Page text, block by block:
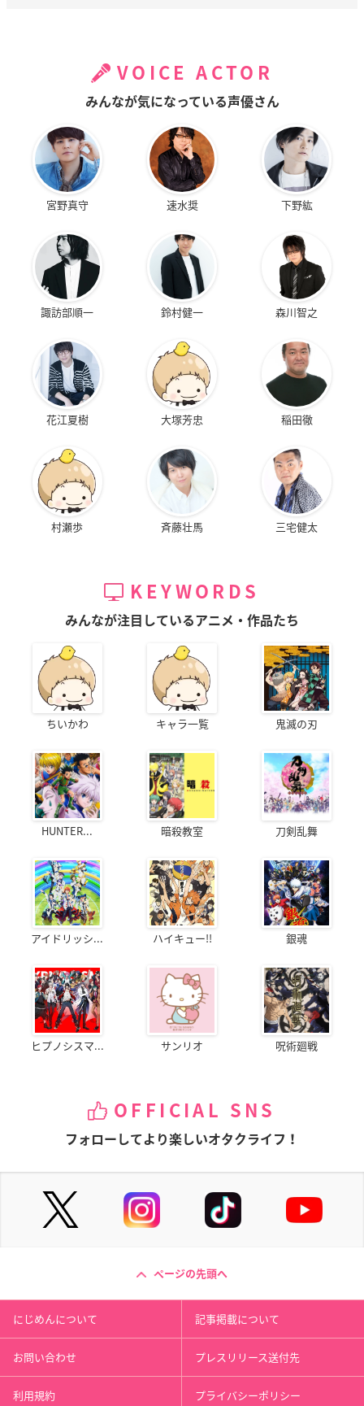
VOICE ACTOR
みんなが気になっている声優さん
宮野真守 速水奨 下野紘
諏訪部順一 鈴村健一 森川智之
花江夏樹 大塚芳忠 稲田徹
村瀬歩 斉藤壮馬 三宅健太
KEYWORDS
みんなが注目しているアニメ・作品たち
ちいかわ キャラ一覧 鬼滅の刃
HUNTER... 暗殺教室 刀剣乱舞
アイドリッシ... ハイキュー!! 銀魂
ヒプノシスマ... サンリオ 呪術廻戦
OFFICIAL SNS
フォローしてより楽しいオタクライフ！
ページの先頭へ
にじめんについて 記事掲載について
お問い合わせ プレスリリース送付先
利用規約 プライバシーポリシー